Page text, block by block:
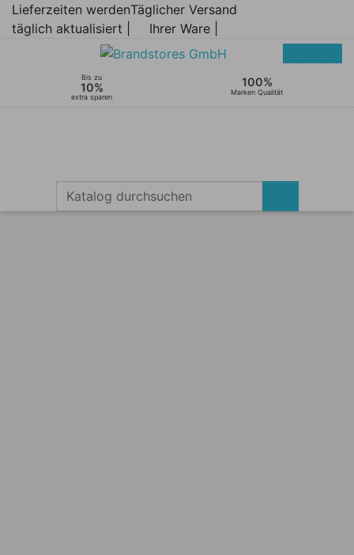
Lieferzeiten werden
täglich aktualisiert |
Täglicher Versand
Ihrer Ware |
Bis zu
10%
extra sparen
100%
Marken Qualität